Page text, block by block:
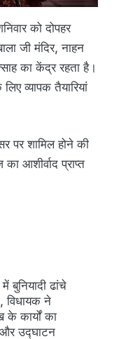
को दोपहर
जी मंदिर, नाहन
का केंद्र रहता है।
व्यापक तैयारियां
पर शामिल होने की
आशीर्वाद प्राप्त
बुनियादी ढांचे
विधायक ने
कार्यों का
और उद्घाटन